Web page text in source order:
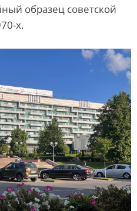
образец советской
х.